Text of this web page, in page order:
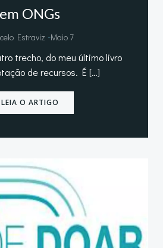
em ONGs
Estraviz -Maio 7
trecho, do meu último livro
de recursos. É […]
LEIA O ARTIGO